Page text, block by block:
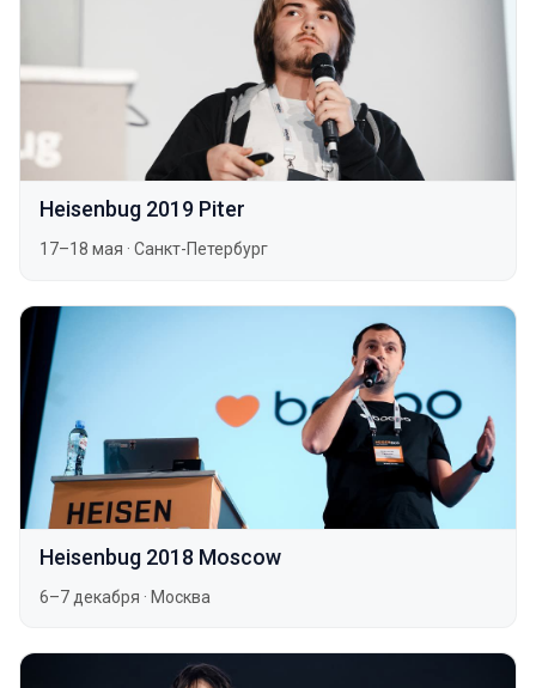
Heisenbug 2019 Piter
17–18 мая · Санкт-Петербург
Heisenbug 2018 Moscow
6–7 декабря · Москва